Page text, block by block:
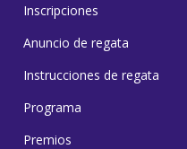
Inscripciones
Anuncio de regata
Instrucciones de regata
Programa
Premios